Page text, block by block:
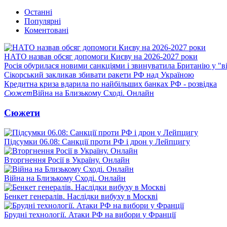
Останні
Популярні
Коментовані
НАТО назвав обсяг допомоги Києву на 2026-2027 роки
Росія обурилася новими санкціями і звинуватила Британію у
Сікорський закликав збивати ракети РФ над Україною
Кредитна криза вдарила по найбільших банках РФ - розвідка
СюжетВійна на Близькому Сході. Онлайн
Сюжети
Підсумки 06.08: Санкції проти РФ і дрон у Лейпцигу
Вторгнення Росії в Україну. Онлайн
Війна на Близькому Сході. Онлайн
Бенкет генералів. Наслідки вибуху в Москві
Брудні технології. Атаки РФ на вибори у Франції